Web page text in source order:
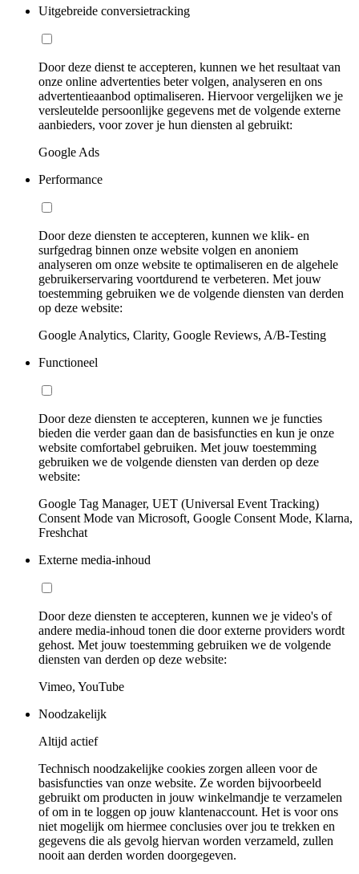
Uitgebreide conversietracking
Door deze dienst te accepteren, kunnen we het resultaat van
onze online advertenties beter volgen, analyseren en ons
advertentieaanbod optimaliseren. Hiervoor vergelijken we je
versleutelde persoonlijke gegevens met de volgende externe
aanbieders, voor zover je hun diensten al gebruikt:
Google Ads
Performance
Door deze diensten te accepteren, kunnen we klik- en
surfgedrag binnen onze website volgen en anoniem
analyseren om onze website te optimaliseren en de algehele
gebruikerservaring voortdurend te verbeteren. Met jouw
toestemming gebruiken we de volgende diensten van derden
op deze website:
Google Analytics, Clarity, Google Reviews, A/B-Testing
Functioneel
Door deze diensten te accepteren, kunnen we je functies
bieden die verder gaan dan de basisfuncties en kun je onze
website comfortabel gebruiken. Met jouw toestemming
gebruiken we de volgende diensten van derden op deze
website:
Google Tag Manager, UET (Universal Event Tracking)
Consent Mode van Microsoft, Google Consent Mode, Klarna,
Freshchat
Externe media-inhoud
Door deze diensten te accepteren, kunnen we je video's of
andere media-inhoud tonen die door externe providers wordt
gehost. Met jouw toestemming gebruiken we de volgende
diensten van derden op deze website:
Vimeo, YouTube
Noodzakelijk
Altijd actief
Technisch noodzakelijke cookies zorgen alleen voor de
basisfuncties van onze website. Ze worden bijvoorbeeld
gebruikt om producten in jouw winkelmandje te verzamelen
of om in te loggen op jouw klantenaccount. Het is voor ons
niet mogelijk om hiermee conclusies over jou te trekken en
gegevens die als gevolg hiervan worden verzameld, zullen
nooit aan derden worden doorgegeven.